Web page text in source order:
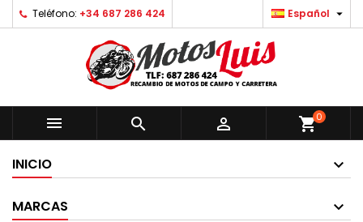
Teléfono: +34 687 286 424 Español 
   shopping_cart0
INICIO
MARCAS